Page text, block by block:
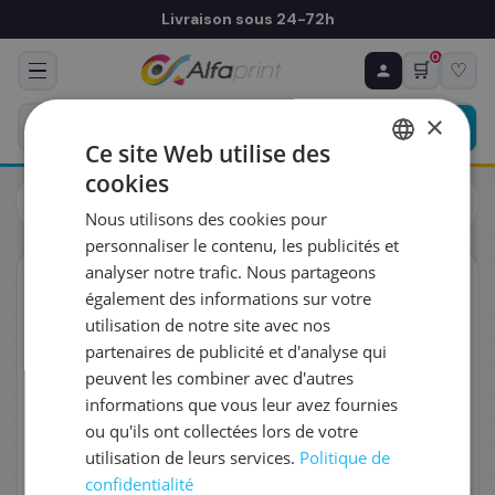
Livraison sous 24-72h
🛒
0
♡
Toutes les imprimantes
(MFCJ6540DWRE1)
Éco-certifié
♻ COMMANDE RÉCURRENTE
Prévoyez & économisez
Programmez votre prochain achat — notre équipe
vous prépare un devis personnalisé
RÉFÉRENCE DU PRODUIT
FRÉQUENCE
QUANTITÉ PAR LIVRAISON
DATE DE PREMIÈRE LIVRAISON SOUHAITÉE
×
Ce site Web utilise des
cookies
Nous utilisons des cookies pour
personnaliser le contenu, les publicités et
analyser notre trafic. Nous partageons
également des informations sur votre
utilisation de notre site avec nos
partenaires de publicité et d'analyse qui
peuvent les combiner avec d'autres
informations que vous leur avez fournies
ou qu'ils ont collectées lors de votre
utilisation de leurs services. Politique de
confidentialité